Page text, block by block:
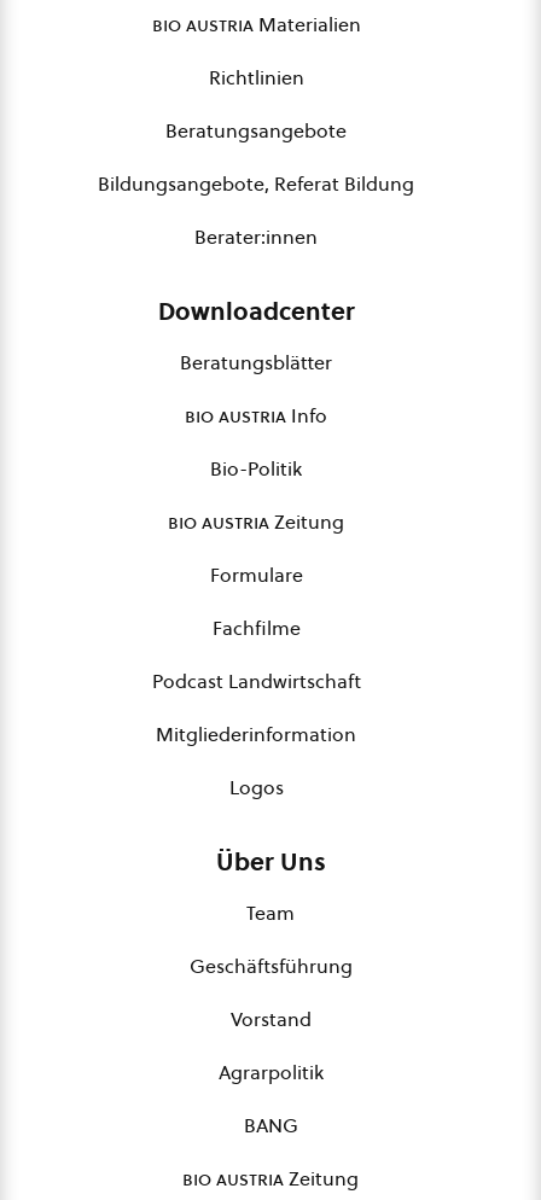
bio austriaMaterialien
Richtlinien
Beratungsangebote
Bildungsangebote, Referat Bildung
Berater:innen
Downloadcenter
Beratungsblätter
bio austria Info
Bio-Politik
bio austriaZeitung
Formulare
Fachfilme
Podcast Landwirtschaft
Mitgliederinformation
Logos
Über Uns
Team
Geschäftsführung
Vorstand
Agrarpolitik
BANG
bio austriaZeitung